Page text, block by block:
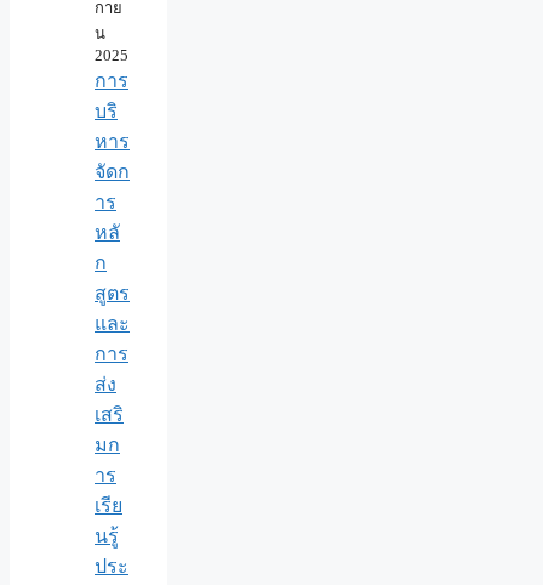
กาย
น
2025
การ
บริ
หาร
จัดก
าร
หลั
ก
สูตร
และ
การ
ส่ง
เสริ
มก
าร
เรีย
นรู้
ประ